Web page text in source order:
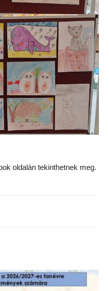
oldalán tekinthetnek meg.